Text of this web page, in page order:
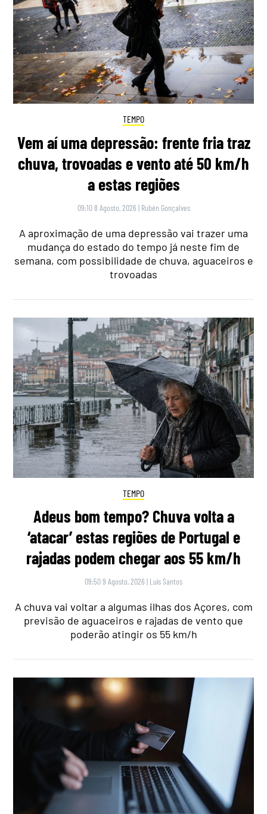
TEMPO
Vem aí uma depressão: frente fria traz
chuva, trovoadas e vento até 50 km/h
a estas regiões
09:10 8 Agosto, 2026 | Rubén Gonçalves
A aproximação de uma depressão vai trazer uma
mudança do estado do tempo já neste fim de
semana, com possibilidade de chuva, aguaceiros e
trovoadas
TEMPO
Adeus bom tempo? Chuva volta a
‘atacar’ estas regiões de Portugal e
rajadas podem chegar aos 55 km/h
09:50 9 Agosto, 2026 | Luís Santos
A chuva vai voltar a algumas ilhas dos Açores, com
previsão de aguaceiros e rajadas de vento que
poderão atingir os 55 km/h